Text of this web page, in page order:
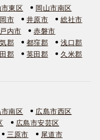
東区
岡山市南区
市 井原市
総社市
内市
赤磐市
郡 都窪郡
浅口郡
郡 英田郡
久米郡
南区
広島市西区
広島市安芸区
三原市 尾道市